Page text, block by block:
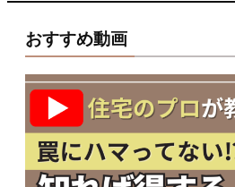
おすすめ動画